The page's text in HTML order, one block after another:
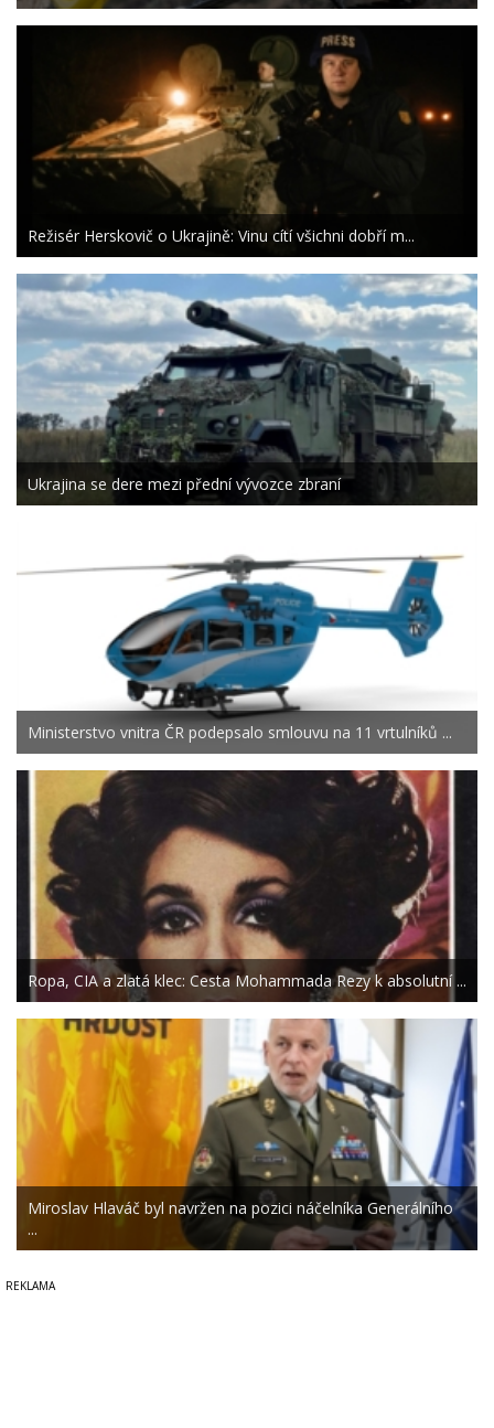
Režisér Herskovič o Ukrajině: Vinu cítí všichni dobří m...
Ukrajina se dere mezi přední vývozce zbraní
Ministerstvo vnitra ČR podepsalo smlouvu na 11 vrtulníků ...
Ropa, CIA a zlatá klec: Cesta Mohammada Rezy k absolutní ...
Miroslav Hlaváč byl navržen na pozici náčelníka Generálního
...